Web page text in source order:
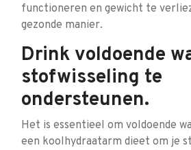
functioneren en gewicht te
gezonde manier.
Drink voldoende
stofwisseling te
ondersteunen.
Het is essentieel om voldoende
een koolhydraatarm dieet om je